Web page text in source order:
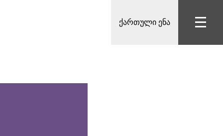
ქართული ენა